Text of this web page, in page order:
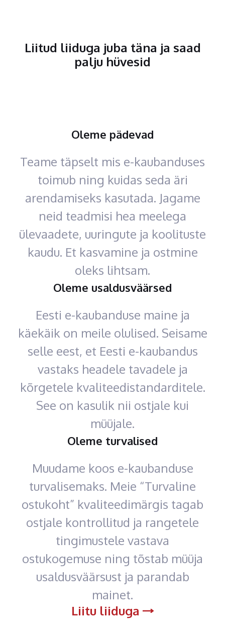
Liitud liiduga juba täna ja saad
palju hüvesid
Oleme pädevad
Teame täpselt mis e-kaubanduses
toimub ning kuidas seda äri
arendamiseks kasutada. Jagame
neid teadmisi hea meelega
ülevaadete, uuringute ja koolituste
kaudu. Et kasvamine ja ostmine
oleks lihtsam.
Oleme usaldusväärsed
Eesti e-kaubanduse maine ja
käekäik on meile olulised. Seisame
selle eest, et Eesti e-kaubandus
vastaks headele tavadele ja
kõrgetele kvaliteedistandarditele.
See on kasulik nii ostjale kui
müüjale.
Oleme turvalised
Muudame koos e-kaubanduse
turvalisemaks. Meie “Turvaline
ostukoht” kvaliteedimärgis tagab
ostjale kontrollitud ja rangetele
tingimustele vastava
ostukogemuse ning tõstab müüja
usaldusväärsust ja parandab
mainet.
Liitu liiduga